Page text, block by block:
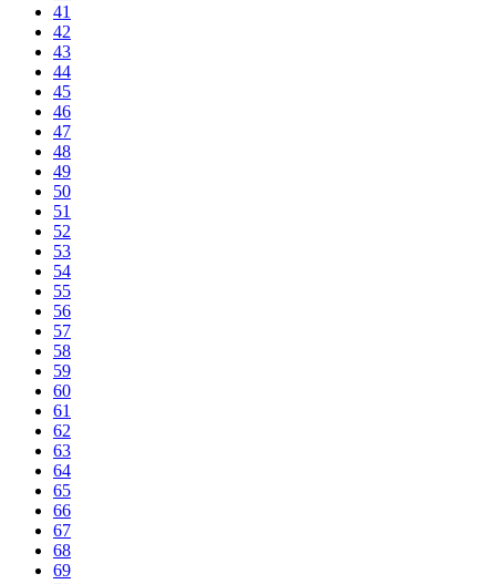
41
42
43
44
45
46
47
48
49
50
51
52
53
54
55
56
57
58
59
60
61
62
63
64
65
66
67
68
69